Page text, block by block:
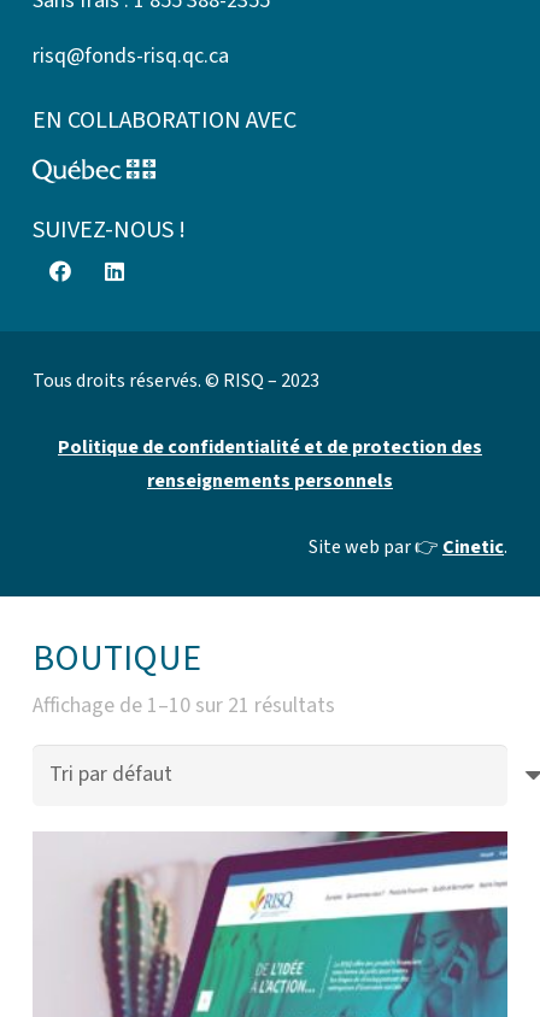
risq@fonds-risq.qc.ca
EN COLLABORATION AVEC
SUIVEZ-NOUS !
Tous droits réservés. © RISQ – 2023
Politique de confidentialité et de protection des
renseignements personnels
Site web par 👉 Cinetic.
BOUTIQUE
Affichage de 1–10 sur 21 résultats